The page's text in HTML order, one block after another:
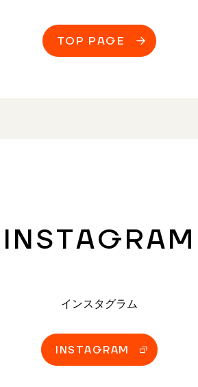
TOP PAGE
INSTAGRAM
インスタグラム
INSTAGRAM